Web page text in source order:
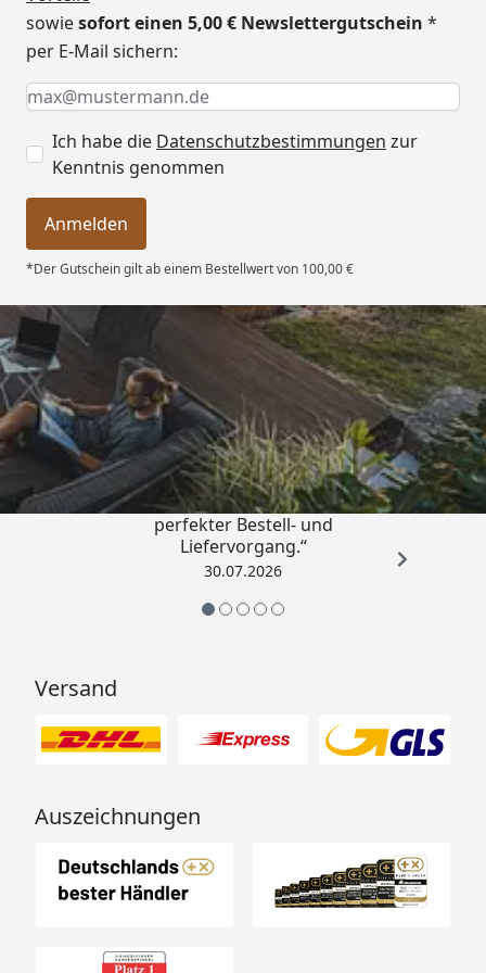
verwendbar (ISO) 91x207
Isolierverglast 91 x 207 cm
Wandelemente
6 Vollholzelemente
Dachbretter inkl.
Dichtungsbahnen
75 mm
Fußboden
Dachrinnenbedarf
Kunststoff Dachrinnenset
402A mit Fallrohr
(optional erhältlich - siehe
Reiter "Zubehör")
Selbstklebende
Dachbahnen, Bedarf: 3
Stück
Saunaofen
Saunaofen Ihrer Wahl im
Reiter "Zubehör" aus oder
erhältlich (Paradiso 3x2 (2-
Raum) )
sowiesofort einen 5,00 € Newslettergutschein *
per E-Mail sichern:
Keine Eingabe erforderlich
Eingabe erforderlich
E-Mail *
Ich habe die Datenschutzbestimmungen zur
Kenntnis genommen
Anmelden
*Der Gutschein gilt ab einem Bestellwert von 100,00 €
Trusted Shops
4,76/ 5
„Qualitativ sehr gute Ware und ein
perfekter Bestell- und
Liefervorgang.“
30.07.2026
Versand
Auszeichnungen